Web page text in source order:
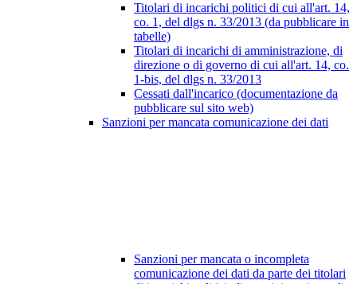
Titolari di incarichi politici di cui all'art. 14,
co. 1, del dlgs n. 33/2013 (da pubblicare in
tabelle)
Titolari di incarichi di amministrazione, di
direzione o di governo di cui all'art. 14, co.
1-bis, del dlgs n. 33/2013
Cessati dall'incarico (documentazione da
pubblicare sul sito web)
Sanzioni per mancata comunicazione dei dati
Sanzioni per mancata o incompleta
comunicazione dei dati da parte dei titolari